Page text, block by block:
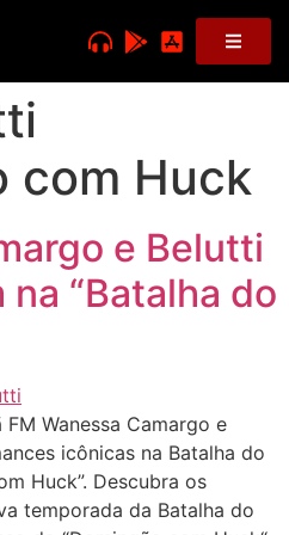
com Huck
e Belutti
“Batalha do
Wanessa Camargo e
icônicas na Batalha do
Huck”. Descubra os
temporada da Batalha do